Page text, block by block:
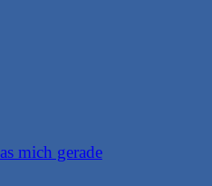
mich gerade